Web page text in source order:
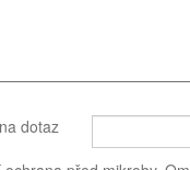
dotaz